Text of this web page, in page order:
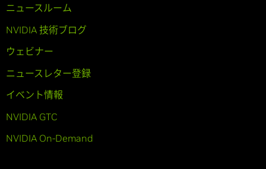
ニュースルーム
NVIDIA 技術ブログ
ウェビナー
ニュースレター登録
イベント情報
NVIDIA GTC
NVIDIA On-Demand